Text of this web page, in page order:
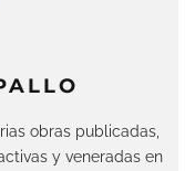
obras publicadas,
y veneradas en